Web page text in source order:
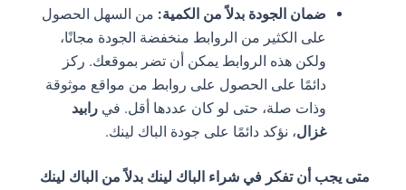
ضمان الجودة بدلاً من الكمية:من السهل الحصول
على الكثير من الروابط منخفضة الجودة مجانًا،
ولكن هذه الروابط يمكن أن تضر بموقعك. ركز
دائمًا على الحصول على روابط من مواقع موثوقة
وذات صلة، حتى لو كان عددها أقل. في رابيد
غزال، نؤكد دائمًا على جودة الباك لينك.
متى يجب أن تفكر في شراء الباك لينك بدلاً من الباك لينك